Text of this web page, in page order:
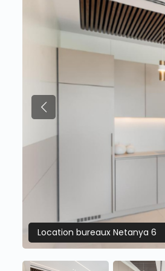
Location bureaux Netanya 6
Previous